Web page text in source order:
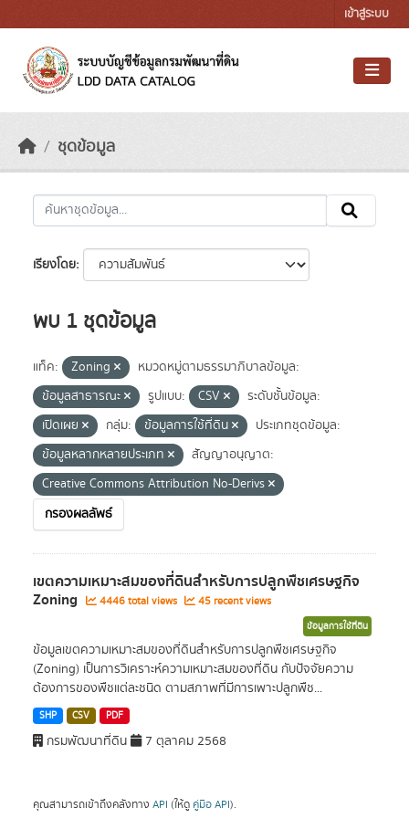
เข้าสู่ระบบ
ชุดข้อมูล
เรียงโดย
พบ 1 ชุดข้อมูล
แท็ค: Zoning
หมวดหมู่ตามธรรมาภิบาลข้อมูล:
ข้อมูลสาธารณะ
รูปแบบ: CSV
ระดับชั้นข้อมูล:
เปิดเผย
กลุ่ม: ข้อมูลการใช้ที่ดิน
ประเภทชุดข้อมูล:
ข้อมูลหลากหลายประเภท
สัญญาอนุญาต:
Creative Commons Attribution No-Derivs
กรองผลลัพธ์
เขตความเหมาะสมของที่ดินสำหรับการปลูกพืชเศรษฐกิจ
Zoning 4446 total views 45 recent views
ข้อมูลการใช้ที่ดิน
ข้อมูลเขตความเหมาะสมของที่ดินสำหรับการปลูกพืชเศรษฐกิจ
(Zoning) เป็นการวิเคราะห์ความเหมาะสมของที่ดิน กับปัจจัยความ
ต้องการของพืชแต่ละชนิด ตามสภาพที่มีการเพาะปลูกพืช...
SHP CSV PDF
กรมพัฒนาที่ดิน 7 ตุลาคม 2568
คุณสามารถเข้าถึงคลังทาง API (ให้ดู คู่มือ API).